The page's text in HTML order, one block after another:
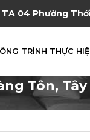
04 Phường Thới
TRÌNH THỰC
Tôn, Tây